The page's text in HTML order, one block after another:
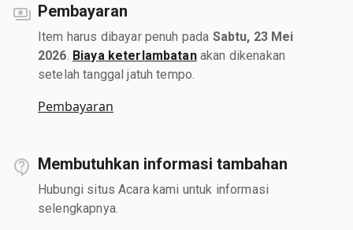
Pembayaran
Item harus dibayar penuh pada Sabtu, 23 Mei
2026 Biaya keterlambatanakan dikenakan
setelah tanggal jatuh tempo.
Pembayaran
Membutuhkan informasi tambahan
Hubungi situs Acara kami untuk informasi
selengkapnya.